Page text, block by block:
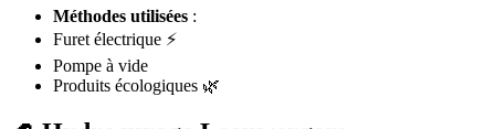
Méthodes utilisées :
Furet électrique ⚡
Pompe à vide
Produits écologiques 🌿